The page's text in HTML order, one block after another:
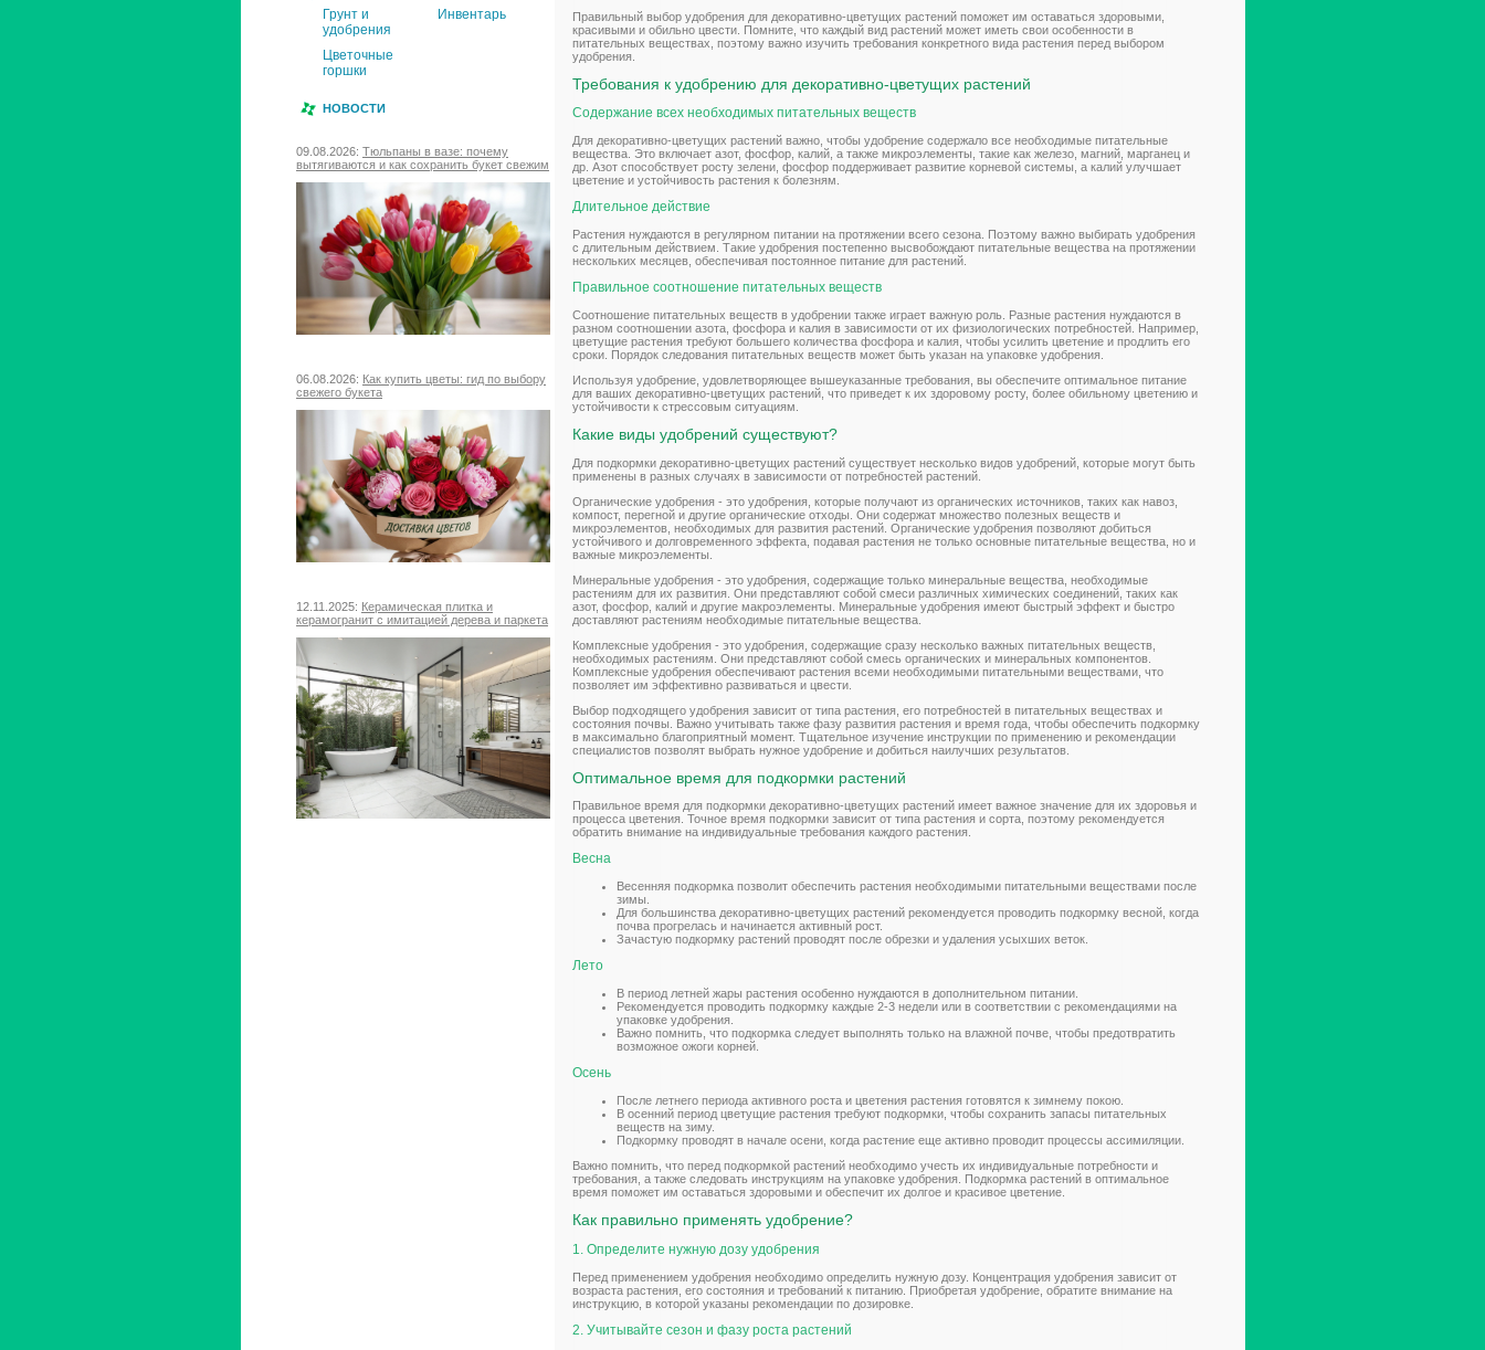
Грунт и
удобрения
Инвентарь
Цветочные
горшки
НОВОСТИ
09.08.2026: Тюльпаны в вазе: почему
вытягиваются и как сохранить букет свежим
06.08.2026: Как купить цветы: гид по выбору
свежего букета
12.11.2025: Керамическая плитка и
керамогранит с имитацией дерева и паркета
Правильный выбор удобрения для декоративно-цветущих растений поможет им оставаться здоровыми,
красивыми и обильно цвести. Помните, что каждый вид растений может иметь свои особенности в
питательных веществах, поэтому важно изучить требования конкретного вида растения перед выбором
удобрения.
Требования к удобрению для декоративно-цветущих растений
Содержание всех необходимых питательных веществ
Для декоративно-цветущих растений важно, чтобы удобрение содержало все необходимые питательные
вещества. Это включает азот, фосфор, калий, а также микроэлементы, такие как железо, магний, марганец и
др. Азот способствует росту зелени, фосфор поддерживает развитие корневой системы, а калий улучшает
цветение и устойчивость растения к болезням.
Длительное действие
Растения нуждаются в регулярном питании на протяжении всего сезона. Поэтому важно выбирать удобрения
с длительным действием. Такие удобрения постепенно высвобождают питательные вещества на протяжении
нескольких месяцев, обеспечивая постоянное питание для растений.
Правильное соотношение питательных веществ
Соотношение питательных веществ в удобрении также играет важную роль. Разные растения нуждаются в
разном соотношении азота, фосфора и калия в зависимости от их физиологических потребностей. Например,
цветущие растения требуют большего количества фосфора и калия, чтобы усилить цветение и продлить его
сроки. Порядок следования питательных веществ может быть указан на упаковке удобрения.
Используя удобрение, удовлетворяющее вышеуказанные требования, вы обеспечите оптимальное питание
для ваших декоративно-цветущих растений, что приведет к их здоровому росту, более обильному цветению и
устойчивости к стрессовым ситуациям.
Какие виды удобрений существуют?
Для подкормки декоративно-цветущих растений существует несколько видов удобрений, которые могут быть
применены в разных случаях в зависимости от потребностей растений.
Органические удобрения - это удобрения, которые получают из органических источников, таких как навоз,
компост, перегной и другие органические отходы. Они содержат множество полезных веществ и
микроэлементов, необходимых для развития растений. Органические удобрения позволяют добиться
устойчивого и долговременного эффекта, подавая растения не только основные питательные вещества, но и
важные микроэлементы.
Минеральные удобрения - это удобрения, содержащие только минеральные вещества, необходимые
растениям для их развития. Они представляют собой смеси различных химических соединений, таких как
азот, фосфор, калий и другие макроэлементы. Минеральные удобрения имеют быстрый эффект и быстро
доставляют растениям необходимые питательные вещества.
Комплексные удобрения - это удобрения, содержащие сразу несколько важных питательных веществ,
необходимых растениям. Они представляют собой смесь органических и минеральных компонентов.
Комплексные удобрения обеспечивают растения всеми необходимыми питательными веществами, что
позволяет им эффективно развиваться и цвести.
Выбор подходящего удобрения зависит от типа растения, его потребностей в питательных веществах и
состояния почвы. Важно учитывать также фазу развития растения и время года, чтобы обеспечить подкормку
в максимально благоприятный момент. Тщательное изучение инструкции по применению и рекомендации
специалистов позволят выбрать нужное удобрение и добиться наилучших результатов.
Оптимальное время для подкормки растений
Правильное время для подкормки декоративно-цветущих растений имеет важное значение для их здоровья и
процесса цветения. Точное время подкормки зависит от типа растения и сорта, поэтому рекомендуется
обратить внимание на индивидуальные требования каждого растения.
Весна
Весенняя подкормка позволит обеспечить растения необходимыми питательными веществами после
зимы.
Для большинства декоративно-цветущих растений рекомендуется проводить подкормку весной, когда
почва прогрелась и начинается активный рост.
Зачастую подкормку растений проводят после обрезки и удаления усыхших веток.
Лето
В период летней жары растения особенно нуждаются в дополнительном питании.
Рекомендуется проводить подкормку каждые 2-3 недели или в соответствии с рекомендациями на
упаковке удобрения.
Важно помнить, что подкормка следует выполнять только на влажной почве, чтобы предотвратить
возможное ожоги корней.
Осень
После летнего периода активного роста и цветения растения готовятся к зимнему покою.
В осенний период цветущие растения требуют подкормки, чтобы сохранить запасы питательных
веществ на зиму.
Подкормку проводят в начале осени, когда растение еще активно проводит процессы ассимиляции.
Важно помнить, что перед подкормкой растений необходимо учесть их индивидуальные потребности и
требования, а также следовать инструкциям на упаковке удобрения. Подкормка растений в оптимальное
время поможет им оставаться здоровыми и обеспечит их долгое и красивое цветение.
Как правильно применять удобрение?
1. Определите нужную дозу удобрения
Перед применением удобрения необходимо определить нужную дозу. Концентрация удобрения зависит от
возраста растения, его состояния и требований к питанию. Приобретая удобрение, обратите внимание на
инструкцию, в которой указаны рекомендации по дозировке.
2. Учитывайте сезон и фазу роста растений